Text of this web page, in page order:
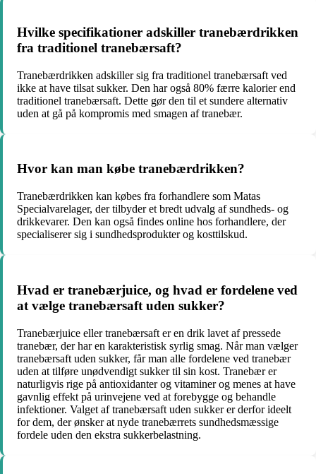
Hvilke specifikationer adskiller tranebærdrikken
fra traditionel tranebærsaft?
Tranebærdrikken adskiller sig fra traditionel tranebærsaft ved
ikke at have tilsat sukker. Den har også 80% færre kalorier end
traditionel tranebærsaft. Dette gør den til et sundere alternativ
uden at gå på kompromis med smagen af tranebær.
Hvor kan man købe tranebærdrikken?
Tranebærdrikken kan købes fra forhandlere som Matas
Specialvarelager, der tilbyder et bredt udvalg af sundheds- og
drikkevarer. Den kan også findes online hos forhandlere, der
specialiserer sig i sundhedsprodukter og kosttilskud.
Hvad er tranebærjuice, og hvad er fordelene ved
at vælge tranebærsaft uden sukker?
Tranebærjuice eller tranebærsaft er en drik lavet af pressede
tranebær, der har en karakteristisk syrlig smag. Når man vælger
tranebærsaft uden sukker, får man alle fordelene ved tranebær
uden at tilføre unødvendigt sukker til sin kost. Tranebær er
naturligvis rige på antioxidanter og vitaminer og menes at have
gavnlig effekt på urinvejene ved at forebygge og behandle
infektioner. Valget af tranebærsaft uden sukker er derfor ideelt
for dem, der ønsker at nyde tranebærrets sundhedsmæssige
fordele uden den ekstra sukkerbelastning.